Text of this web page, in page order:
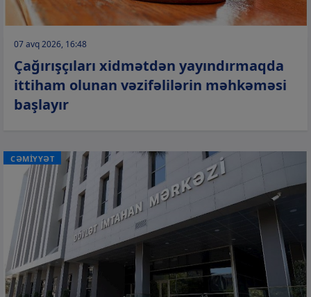
07 avq 2026, 16:48
Çağırışçıları xidmətdən yayındırmaqda
ittiham olunan vəzifəlilərin məhkəməsi
başlayır
CƏMİYYƏT